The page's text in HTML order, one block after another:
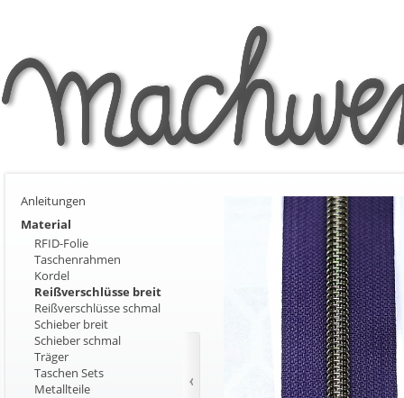
Anleitungen
Material
RFID-Folie
Taschenrahmen
Kordel
Reißverschlüsse breit
Reißverschlüsse schmal
Schieber breit
Schieber schmal
Träger
Taschen Sets
Metallteile